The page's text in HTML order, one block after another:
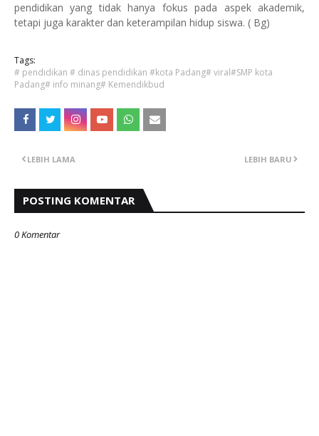
pendidikan yang tidak hanya fokus pada aspek akademik,
tetapi juga karakter dan keterampilan hidup siswa. ( Bg)
Tags:
# pendidikan # dinas pendidikan #kota Padang# viral#SMP kota
Padang# info minang# Kemendikbud
LEBIH BARU
LEBIH LAMA
POSTING KOMENTAR
0 Komentar